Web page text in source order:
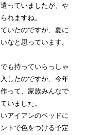
っていましたが、や
れますね。
いたのですが、夏に
なと思っています。
も持っていらっしゃ
したのですが、今年
って、家族みんなで
いました。
アイアンのベッドに
トで色をつける予定